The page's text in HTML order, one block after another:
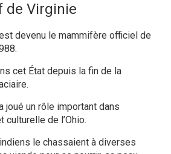
de Virginie
devenu le mammifère officiel de
cet État depuis la fin de la
joué un rôle important dans
culturelle de l’Ohio.
le chassaient à diverses